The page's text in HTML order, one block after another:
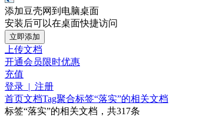
添加豆壳网到电脑桌面
安装后可以在桌面快捷访问
立即添加
上传文档
开通会员限时优惠
充值
登录 | 注册
首页文档Tag聚合标签“落实”的相关文档
标签“落实”的相关文档，共317条